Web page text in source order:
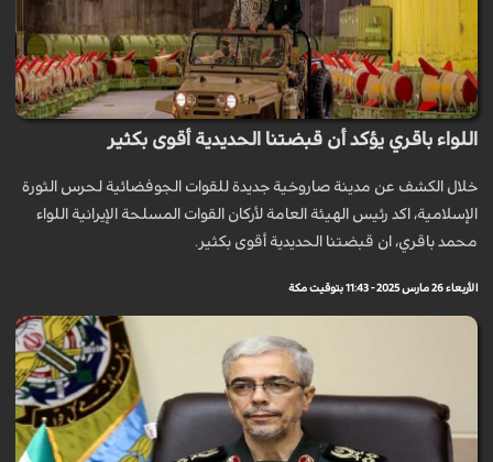
اللواء باقري يؤكد أن قبضتنا الحديدية أقوى بكثير
خلال الكشف عن مدينة صاروخية جديدة للقوات الجوفضائية لحرس الثورة
الإسلامية، اكد رئيس الهيئة العامة لأركان القوات المسلحة الإيرانية اللواء
محمد باقري، ان قبضتنا الحديدية أقوى بكثير.
الأربعاء 26 مارس 2025 - 11:43 بتوقيت مكة